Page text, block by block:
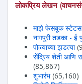
लोकप्रिय लेखन
माझे फेसबूक
नागपुरी तडका - ई
पोळ्याच्या झडत्या
सेंद्रिय शेती आणि
(85,867)
शुभारंभ (65,160)